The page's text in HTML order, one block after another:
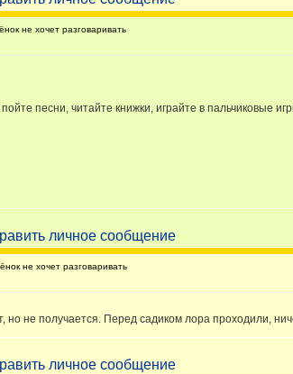
не хочет разговаривать
песни, читайте книжки, играйте в пальчиковые
не хочет разговаривать
но не получается. Перед садиком лора проходили,